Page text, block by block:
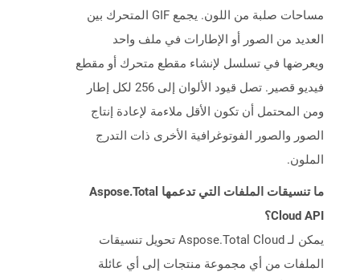
مساحات صلبة من اللون. يجمع GIF المتحرك بين
العديد من الصور أو الإطارات في ملف واحد
ويعرضها في تسلسل لإنشاء مقطع متحرك أو مقطع
فيديو قصير. تصل قيود الألوان إلى 256 لكل إطار
ومن المحتمل أن تكون الأقل ملاءمة لإعادة إنتاج
الصور والصور الفوتوغرافية الأخرى ذات التدرج
الملون.
ما تنسيقات الملفات التي تدعمها Aspose.Total
Cloud API؟
يمكن لـ Aspose.Total Cloud تحويل تنسيقات
الملفات من أي مجموعة منتجات إلى أي عائلة